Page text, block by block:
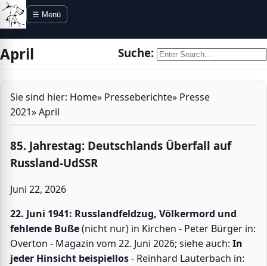
Direkt zur Navigation
Direkt zum Inhalt
☰ Menü
April Suche:
Sie sind hier: Home» Presseberichte» Presse
2021»April
85. Jahrestag: Deutschlands Überfall auf
Russland-UdSSR
Juni 22, 2026
22. Juni 1941: Russlandfeldzug, Völkermord und
fehlende Buße(nicht nur) in Kirchen - Peter Bürger in:
Overton - Magazin vom 22. Juni 2026; siehe auch: In
jeder Hinsicht beispiellos- Reinhard Lauterbach in: